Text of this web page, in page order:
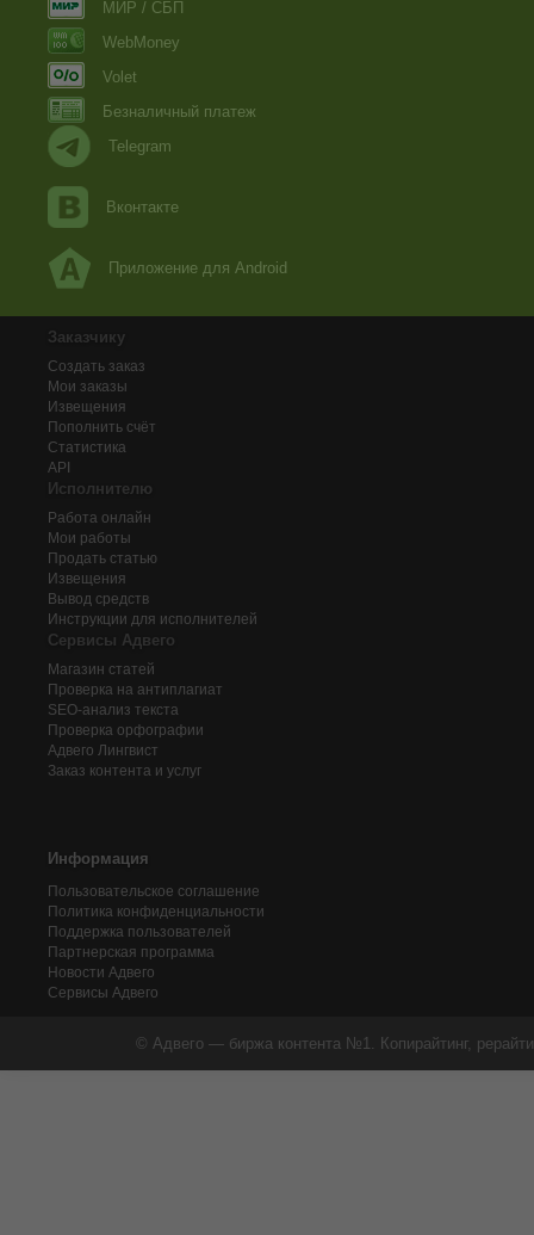
МИР / СБП
WebMoney
Volet
Безналичный платеж
Telegram
Вконтакте
Приложение для Android
Заказчику
Создать заказ
Мои заказы
Извещения
Пополнить счёт
Статистика
API
Исполнителю
Работа онлайн
Мои работы
Продать статью
Извещения
Вывод средств
Инструкции для исполнителей
Сервисы Адвего
Магазин статей
Проверка на антиплагиат
SEO-анализ текста
Проверка орфографии
Адвего Лингвист
Заказ контента и услуг
Информация
Пользовательское соглашение
Политика конфиденциальности
Поддержка пользователей
Партнерская программа
Новости Адвего
Сервисы Адвего
© Адвего — биржа контента №1. Копирайтинг,